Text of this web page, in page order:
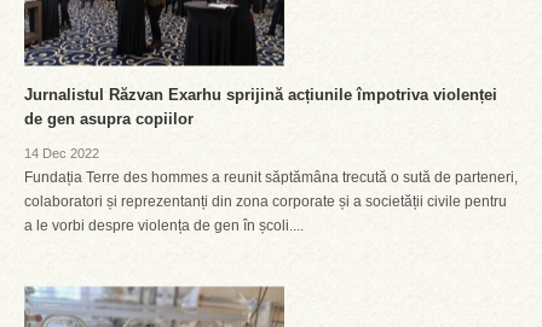
Jurnalistul Răzvan Exarhu sprijină acțiunile împotriva violenței
de gen asupra copiilor
14 Dec 2022
Fundația Terre des hommes a reunit săptămâna trecută o sută de parteneri,
colaboratori și reprezentanți din zona corporate și a societății civile pentru
a le vorbi despre violența de gen în școli....